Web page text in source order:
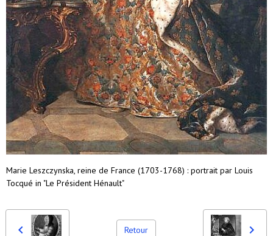
Marie Leszczynska, reine de France (1703-1768) : portrait par Louis
Tocqué in "Le Président Hénault"
Retour